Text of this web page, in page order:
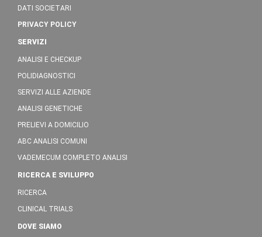
DATI SOCIETARI
PRIVACY POLICY
SERVIZI
ANALISI E CHECKUP
POLIDIAGNOSTICI
SERVIZI ALLE AZIENDE
ANALISI GENETICHE
PRELIEVI A DOMICILIO
ABC ANALISI COMUNI
VADEMECUM COMPLETO ANALISI
RICERCA E SVILUPPO
RICERCA
CLINICAL TRIALS
DOVE SIAMO